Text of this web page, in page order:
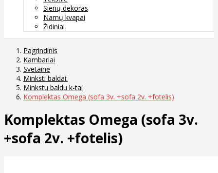
Sienų dekoras
Namų kvapai
Židiniai
Pagrindinis
Kambariai
Svetainė
Minksti baldai:
Minkstu baldu k-tai
Komplektas Omega (sofa 3v. +sofa 2v. +fotelis)
Komplektas Omega (sofa 3v.
+sofa 2v. +fotelis)